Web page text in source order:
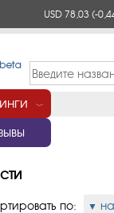
USD 78,03(-
﹀
по: